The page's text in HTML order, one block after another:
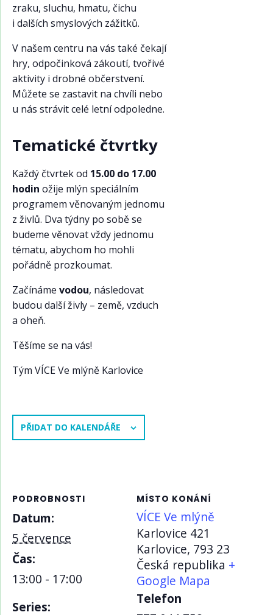
zraku, sluchu, hmatu, čichu
i dalších smyslových zážitků.
V našem centru na vás také čekají
hry, odpočinková zákoutí, tvořivé
aktivity i drobné občerstvení.
Můžete se zastavit na chvíli nebo
u nás strávit celé letní odpoledne.
Tematické čtvrtky
Každý čtvrtek od 15.00 do 17.00
hodin ožije mlýn speciálním
programem věnovaným jednomu
z živlů. Dva týdny po sobě se
budeme věnovat vždy jednomu
tématu, abychom ho mohli
pořádně prozkoumat.
Začínáme vodou, následovat
budou další živly – země, vzduch
a oheň.
Těšíme se na vás!
Tým VÍCE Ve mlýně Karlovice
PŘIDAT DO KALENDÁŘE
PODROBNOSTI
Datum:
5 července
Čas:
13:00 - 17:00
Series:
MÍSTO KONÁNÍ
VÍCE Ve mlýně
Karlovice 421
Karlovice, 793 23
Česká republika +
Google Mapa
Telefon